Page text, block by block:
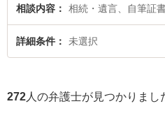
されています。『愛知県で土日や夜間に
ルを今すぐに弁護士に相談したい』『自
績豊富な近くの弁護士を検索したい』『
相談内容 相続・遺言、自筆証
詳細条件 未選択
272 人の弁護士が見つかりまし